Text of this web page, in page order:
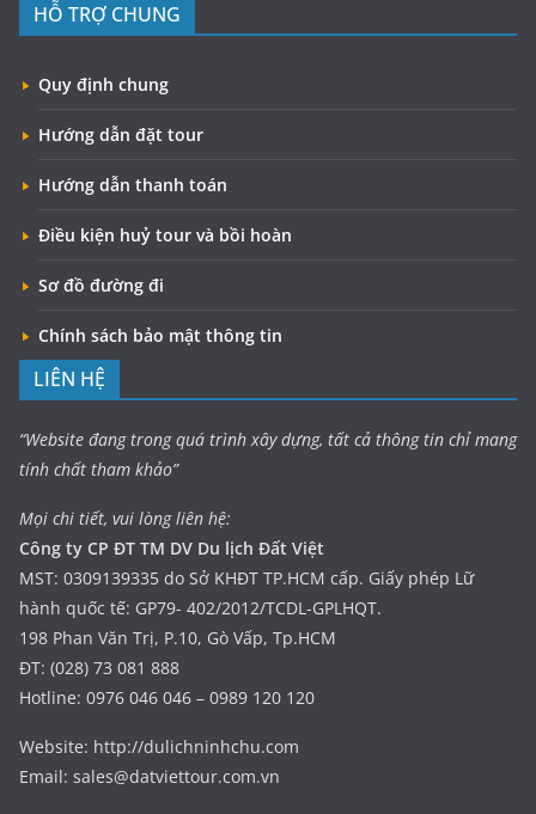
HỖ TRỢ CHUNG
Quy định chung
Hướng dẫn đặt tour
Hướng dẫn thanh toán
Điều kiện huỷ tour và bồi hoàn
Sơ đồ đường đi
Chính sách bảo mật thông tin
LIÊN HỆ
“Website đang trong quá trình xây dựng, tất cả thông tin chỉ mang
tính chất tham khảo”
Mọi chi tiết, vui lòng liên hệ:
Công ty CP ĐT TM DV Du lịch Đất Việt
MST: 0309139335 do Sở KHĐT TP.HCM cấp. Giấy phép Lữ
hành quốc tế: GP79- 402/2012/TCDL-GPLHQT.
198 Phan Văn Trị, P.10, Gò Vấp, Tp.HCM
ĐT: (028) 73 081 888
Hotline: 0976 046 046 – 0989 120 120
Website: http://dulichninhchu.com
Email: sales@datviettour.com.vn